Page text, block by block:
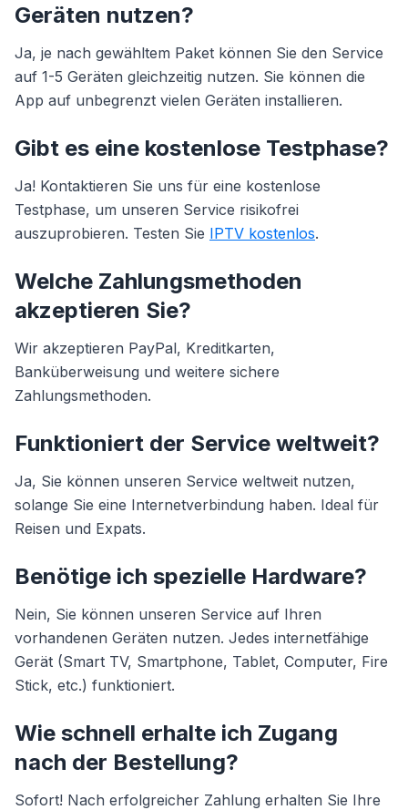
Geräten nutzen?
Ja, je nach gewähltem Paket können Sie den Service
auf 1-5 Geräten gleichzeitig nutzen. Sie können die
App auf unbegrenzt vielen Geräten installieren.
Gibt es eine kostenlose Testphase?
Ja! Kontaktieren Sie uns für eine kostenlose
Testphase, um unseren Service risikofrei
auszuprobieren. Testen Sie IPTV kostenlos.
Welche Zahlungsmethoden
akzeptieren Sie?
Wir akzeptieren PayPal, Kreditkarten,
Banküberweisung und weitere sichere
Zahlungsmethoden.
Funktioniert der Service weltweit?
Ja, Sie können unseren Service weltweit nutzen,
solange Sie eine Internetverbindung haben. Ideal für
Reisen und Expats.
Benötige ich spezielle Hardware?
Nein, Sie können unseren Service auf Ihren
vorhandenen Geräten nutzen. Jedes internetfähige
Gerät (Smart TV, Smartphone, Tablet, Computer, Fire
Stick, etc.) funktioniert.
Wie schnell erhalte ich Zugang
nach der Bestellung?
Sofort! Nach erfolgreicher Zahlung erhalten Sie Ihre